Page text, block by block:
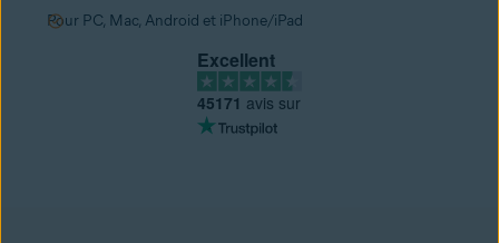
Pour PC, Mac, Android et iPhone/iPad
Excellent
45171 avis sur